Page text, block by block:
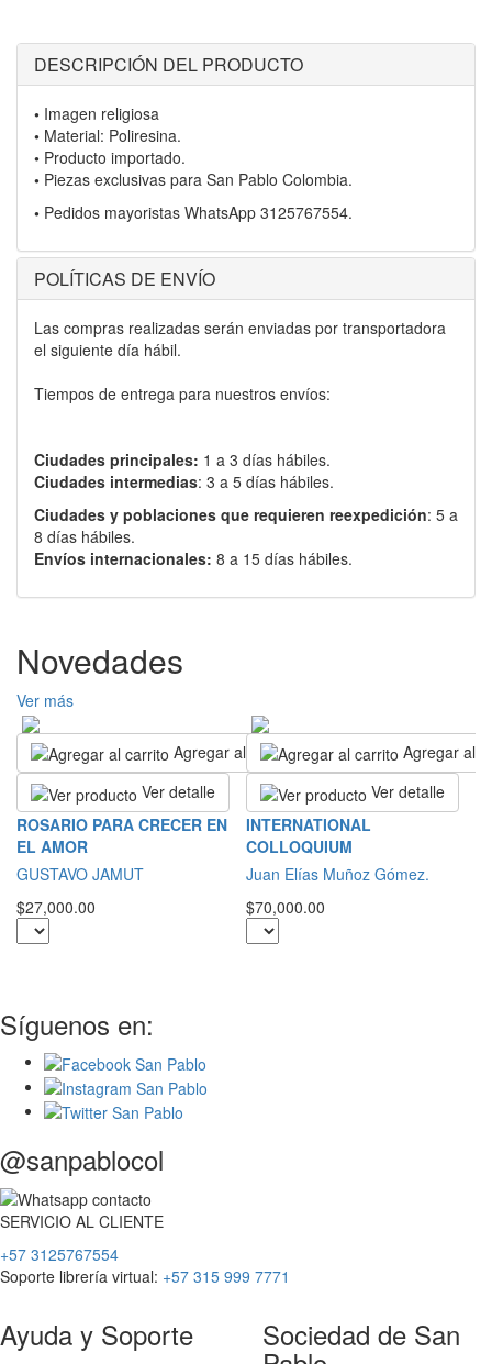
DESCRIPCIÓN DEL PRODUCTO
• Imagen religiosa
• Material: Poliresina.
• Producto importado.
• Piezas exclusivas para San Pablo Colombia.
• Pedidos mayoristas WhatsApp 3125767554.
POLÍTICAS DE ENVÍO
Las compras realizadas serán enviadas por transportadora
el siguiente día hábil.
Tiempos de entrega para nuestros envíos:
Ciudades principales: 1 a 3 días hábiles.
Ciudades intermedias: 3 a 5 días hábiles.
Ciudades y poblaciones que requieren reexpedición: 5 a
8 días hábiles.
Envíos internacionales: 8 a 15 días hábiles.
Novedades
Ver más
Agregar al carrito
Ver detalle
ROSARIO PARA CRECER EN
EL AMOR
GUSTAVO JAMUT
$27,000.00
Agregar al
Ver detalle
INTERNATIONAL
COLLOQUIUM
Juan Elías Muñoz Gómez.
$70,000.00
Síguenos en:
@sanpablocol
SERVICIO AL CLIENTE
+57 3125767554
Soporte librería virtual: +57 315 999 7771
Ayuda y Soporte Sociedad de San